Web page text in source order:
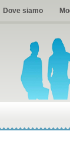
Dove siamo